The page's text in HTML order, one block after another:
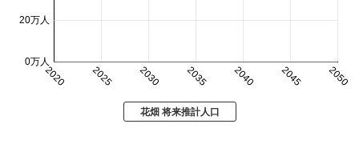
2020 2025 2030 2035 2040 2045 2050
0万人
20万人
花畑 将来推計人口